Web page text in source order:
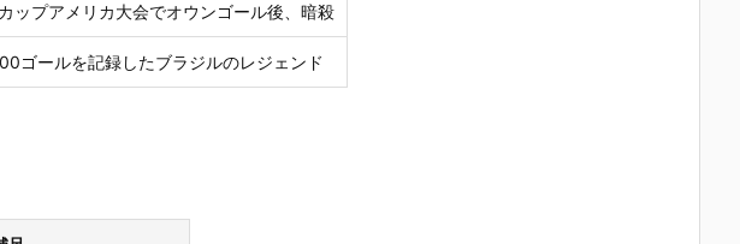
ップアメリカ大会でオウンゴール後、暗殺
ゴールを記録したブラジルのレジェンド